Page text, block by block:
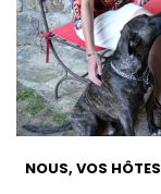
NOUS, VOS HÔTES